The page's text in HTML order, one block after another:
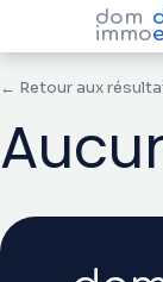
dom
immo
← Retour aux